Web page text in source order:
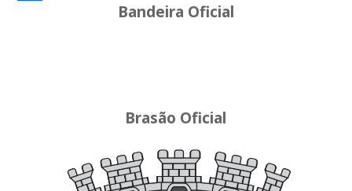
Bandeira Oficial
Brasão Oficial